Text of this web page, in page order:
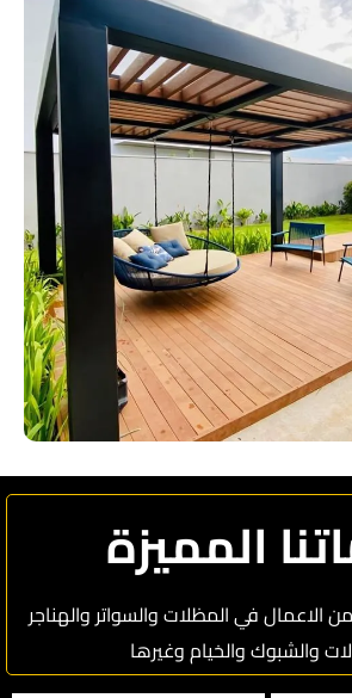
المميزة
الاعمال في المظلات والسواتر والهناجر
والشبوك والخيام وغيرها